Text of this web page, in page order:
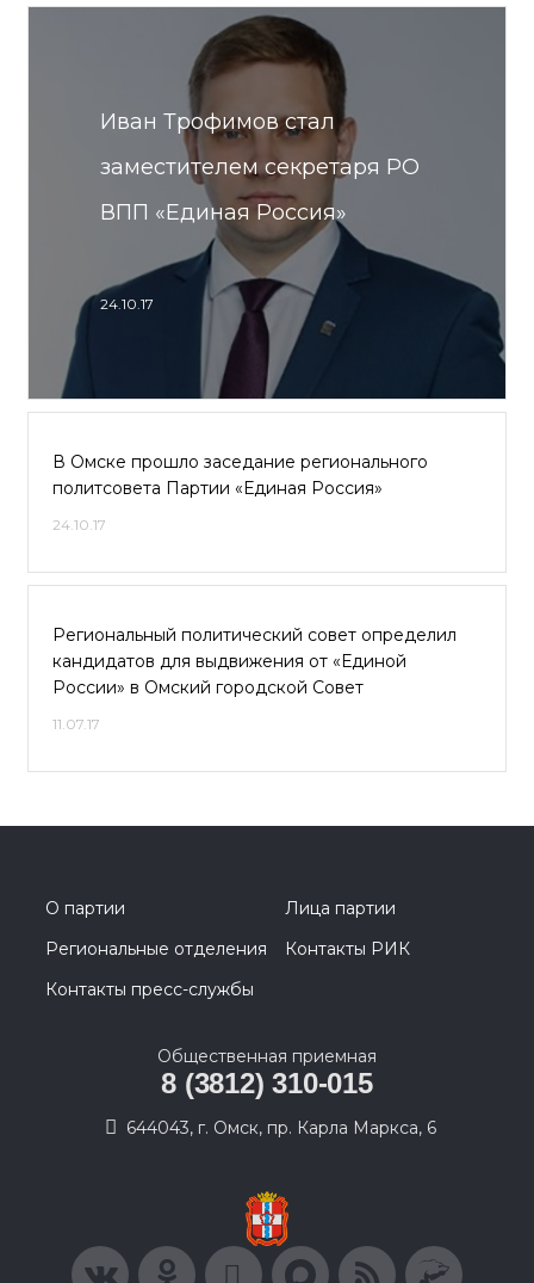
Иван Трофимов стал
заместителем секретаря РО
ВПП «Единая Россия»
24.10.17
В Омске прошло заседание регионального
политсовета Партии «Единая Россия»
24.10.17
Региональный политический совет определил
кандидатов для выдвижения от «Единой
России» в Омский городской Совет
11.07.17
О партии
Лица партии
Региональные отделения
Контакты РИК
Контакты пресс-службы
Общественная приемная
8 (3812) 310-015
644043, г. Омск, пр. Карла Маркса, 6